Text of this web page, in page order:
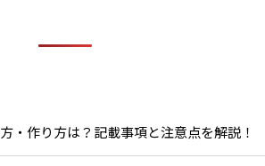
・作り方は？記載事項と注意点を解説！